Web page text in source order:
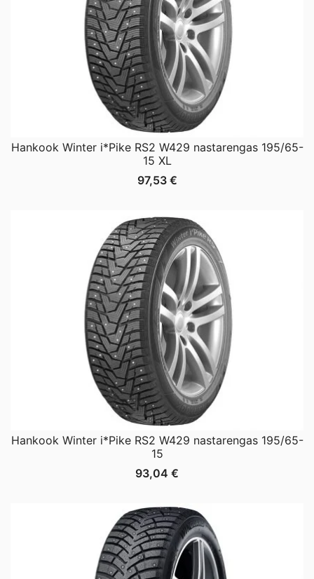
Hankook Winter i*Pike RS2 W429 nastarengas 195/65-
15 XL
97,53 €
Hankook Winter i*Pike RS2 W429 nastarengas 195/65-
15
93,04 €